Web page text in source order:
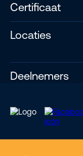
Certificaat
Locaties
Deelnemers